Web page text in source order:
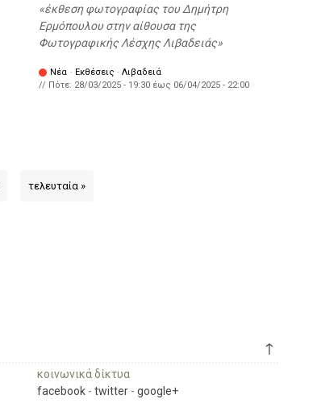
έκθεση φωτογραφίας του Δημήτρη
Ερμόπουλου στην αίθουσα της
Φωτογραφικής Λέσχης Λιβαδειάς
Νέα · Εκθέσεις · Λιβαδειά
// Πότε: 28/03/2025 - 19:30 έως 06/04/2025 - 22:00
τελευταία »
↑
κοινωνικά δίκτυα
facebook - twitter - google+